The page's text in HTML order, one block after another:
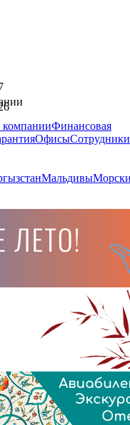
Финансовая
ОфисыСотрудники
Мальдивы